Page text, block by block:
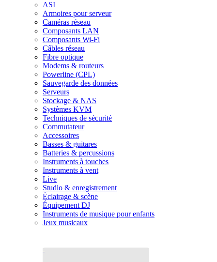
ASI
Armoires pour serveur
Caméras réseau
Composants LAN
Composants Wi-Fi
Câbles réseau
Fibre optique
Modems & routeurs
Powerline (CPL)
Sauvegarde des données
Serveurs
Stockage & NAS
Systèmes KVM
Techniques de sécurité
Commutateur
Accessoires
Basses & guitares
Batteries & percussions
Instruments à touches
Instruments à vent
Live
Studio & enregistrement
Éclairage & scène
Équipement DJ
Instruments de musique pour enfants
Jeux musicaux